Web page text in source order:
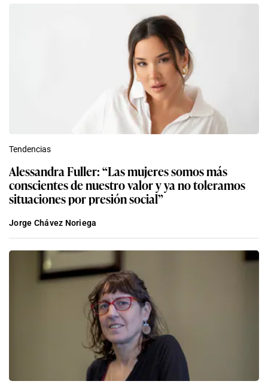
Tendencias
Alessandra Fuller: “Las mujeres somos más
conscientes de nuestro valor y ya no toleramos
situaciones por presión social”
Jorge Chávez Noriega